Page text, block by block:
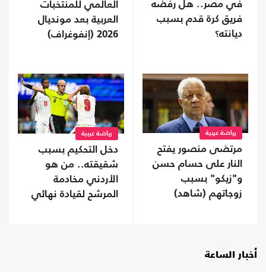
في مصر.. هل رفضه
فريق كرة قدم بسبب
ديانته؟
العالمي للمنتخبات
العربية بعد مونديال
2026 (إنفوغراف)
رياضة عربية
مرتضى منصور يفتح
النار على حسام حسن
و"زيكو" بسبب
زوجاتهم (شاهد)
رياضة عربية
دخل التحكيم بسبب
شقيقته.. من هو
الأردني مخادمة
المرشح لقيادة نهائي
أخبار الساعة